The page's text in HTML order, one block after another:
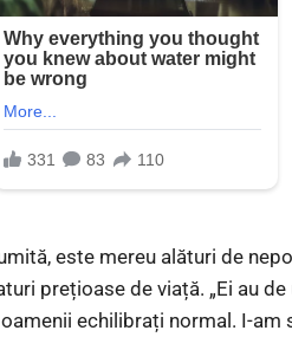
este mereu alături de
prețioase de viață. „Ei au
echilibrați normal. I-am